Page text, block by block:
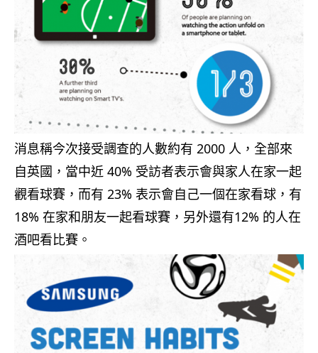
消息稱今次接受調查的人數約有 2000 人，全部來
自英國，當中近 40% 受訪者表示會與家人在家一起
觀看球賽，而有 23% 表示會自己一個在家看球，有
18% 在家和朋友一起看球賽，另外還有12% 的人在
酒吧看比賽。